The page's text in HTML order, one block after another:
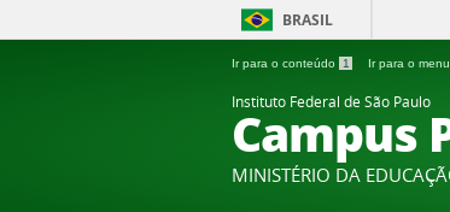
BRASIL
Ir para o conteúdo 1 Ir para o menu
Instituto Federal de São Paulo
Campus
MINISTÉRIO DA